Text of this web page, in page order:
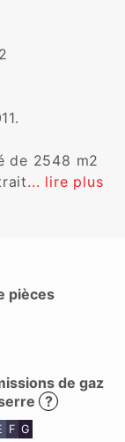
de 2548 m2
... lire plus
pièces
de gaz
?
F G